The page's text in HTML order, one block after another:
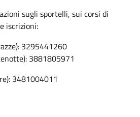
sugli sportelli, sui corsi di
iscrizioni:
3295441260
3881805971
3481004011